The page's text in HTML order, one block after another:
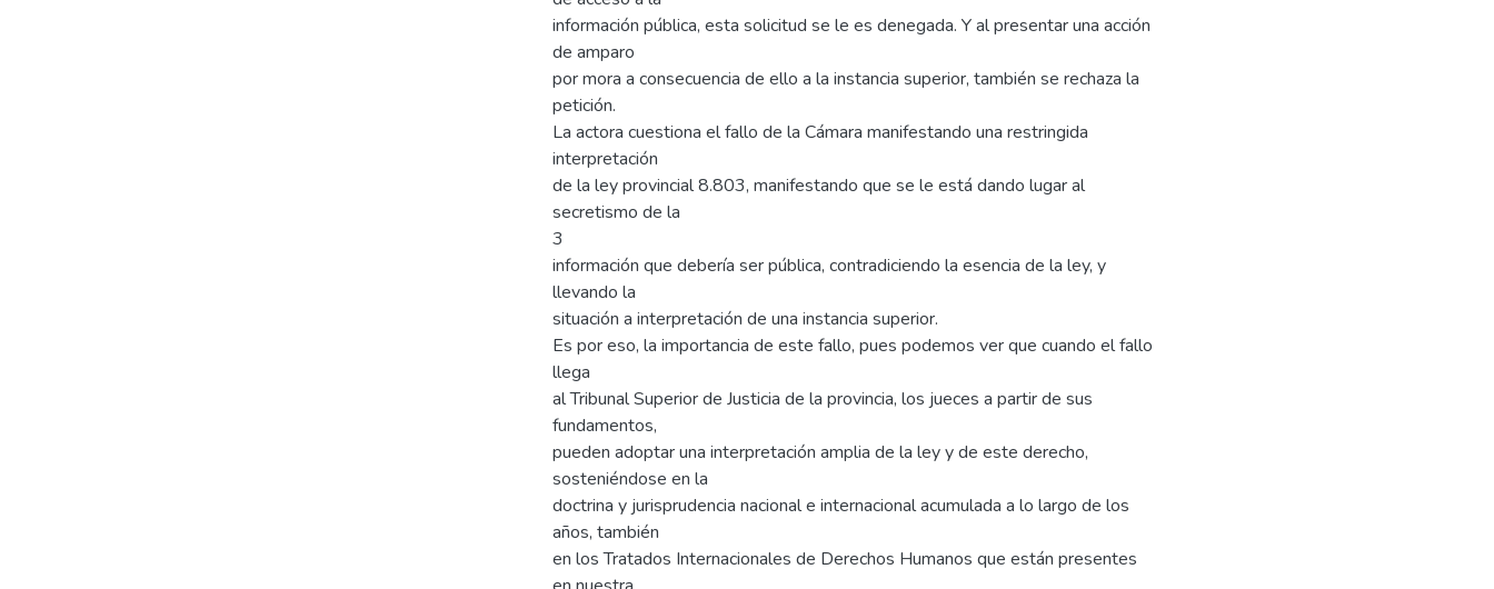
información pública, esta solicitud se le es denegada. Y al presentar una acción
de amparo
por mora a consecuencia de ello a la instancia superior, también se rechaza la
petición.
La actora cuestiona el fallo de la Cámara manifestando una restringida
interpretación
de la ley provincial 8.803, manifestando que se le está dando lugar al
secretismo de la
3
información que debería ser pública, contradiciendo la esencia de la ley, y
llevando la
situación a interpretación de una instancia superior.
Es por eso, la importancia de este fallo, pues podemos ver que cuando el fallo
llega
al Tribunal Superior de Justicia de la provincia, los jueces a partir de sus
fundamentos,
pueden adoptar una interpretación amplia de la ley y de este derecho,
sosteniéndose en la
doctrina y jurisprudencia nacional e internacional acumulada a lo largo de los
años, también
en los Tratados Internacionales de Derechos Humanos que están presentes